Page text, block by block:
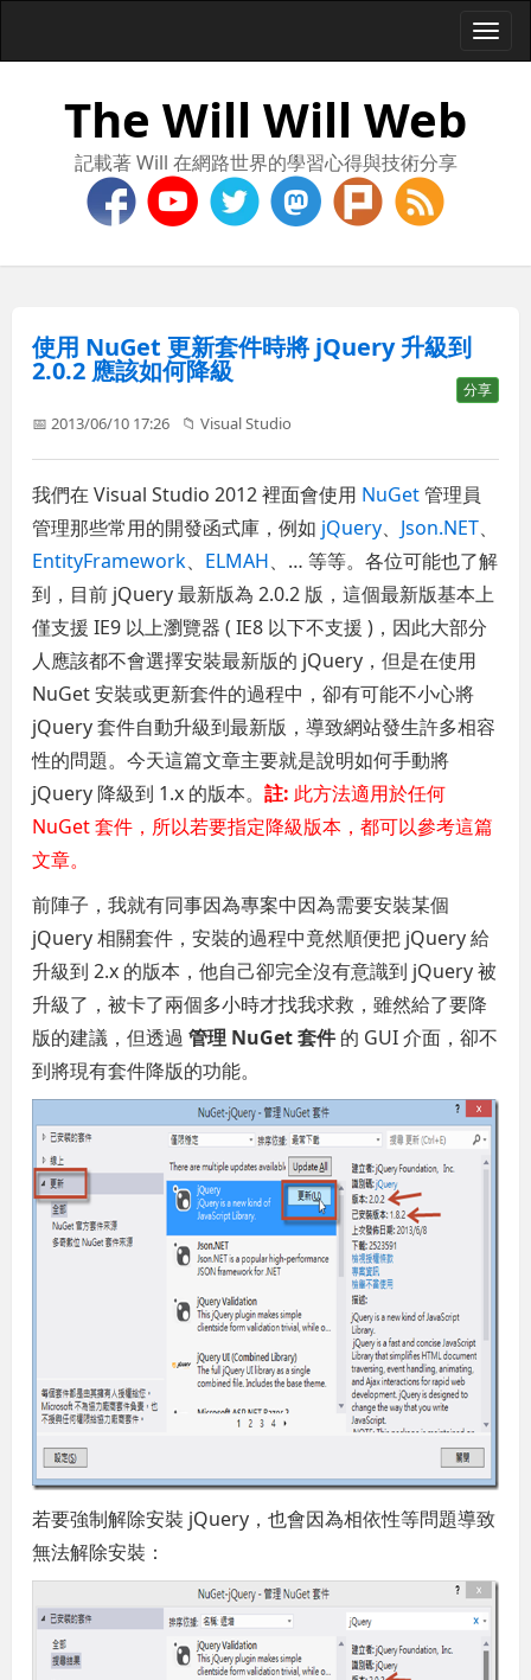
The Will Will Web
記載著 Will 在網路世界的學習心得與技術分享
使用 NuGet 更新套件時將 jQuery 升級到
2.0.2 應該如何降級
分享
📅 2013/06/10 17:26 📁Visual Studio
我們在 Visual Studio 2012 裡面會使用 NuGet管理員
管理那些常用的開發函式庫，例如 jQuery、 Json.NET、
EntityFramework、 ELMAH、… 等等。各位可能也了解
到，目前 jQuery 最新版為 2.0.2 版，這個最新版基本上
僅支援 IE9 以上瀏覽器 ( IE8 以下不支援 )，因此大部分
人應該都不會選擇安裝最新版的 jQuery，但是在使用
NuGet 安裝或更新套件的過程中，卻有可能不小心將
jQuery 套件自動升級到最新版，導致網站發生許多相容
性的問題。今天這篇文章主要就是說明如何手動將
jQuery 降級到 1.x 的版本。註: 此方法適用於任何
NuGet 套件，所以若要指定降級版本，都可以參考這篇
文章。
前陣子，我就有同事因為專案中因為需要安裝某個
jQuery 相關套件，安裝的過程中竟然順便把 jQuery 給
升級到 2.x 的版本，他自己卻完全沒有意識到 jQuery 被
升級了，被卡了兩個多小時才找我求救，雖然給了要降
版的建議，但透過管理 NuGet 套件的 GUI 介面，卻不
到將現有套件降版的功能。
若要強制解除安裝 jQuery，也會因為相依性等問題導致
無法解除安裝：